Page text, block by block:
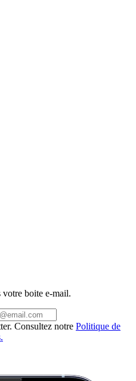
votre boite e-mail.
Consultez notre Politique de